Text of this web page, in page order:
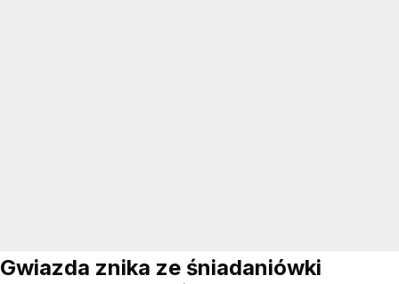
Gwiazda znika ze śniadaniówki